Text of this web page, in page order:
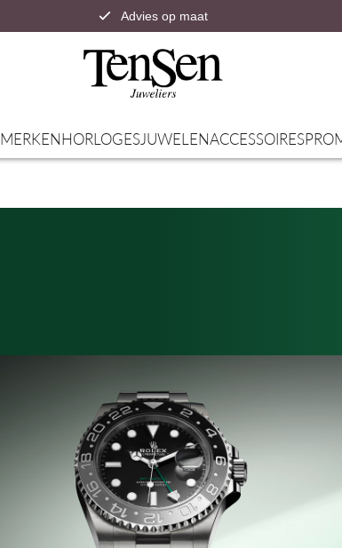
Advies op maat
Snelle verzending
MERKENHORLOGESJUWELENACCESSOIRES